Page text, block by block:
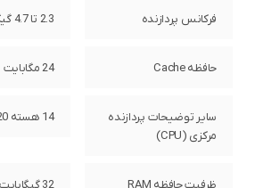
فرکانس پردازنده 2.3 تا 4.7 گیگاهرتز
حافظه Cache 24 مگابایت
سایر توضیحات پردازنده
مرکزی (CPU)
14 هسته 20 رشته
ظرفیت حافظه RAM 32 گیگابایت